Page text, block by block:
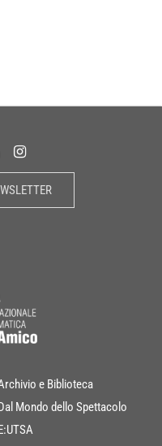
e Biblioteca
Mondo dello Spettacolo